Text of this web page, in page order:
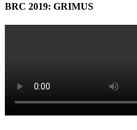
BRC 2019: GRIMUS